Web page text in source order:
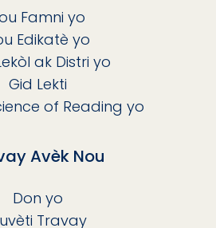
Famni yo
Edikatè yo
ak Distri yo
Gid Lekti
of Reading yo
Avèk Nou
Don yo
Travay